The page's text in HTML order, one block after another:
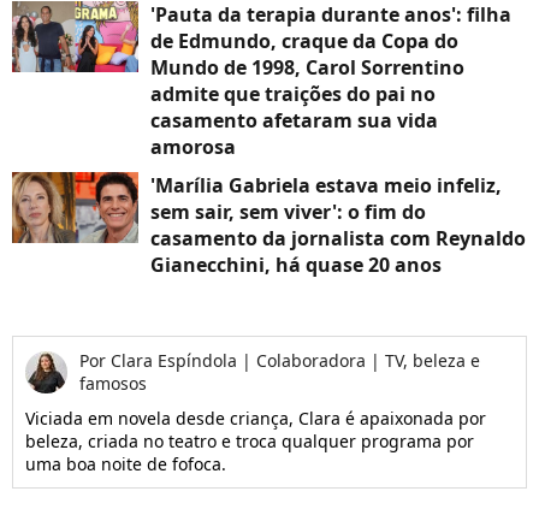
'Pauta da terapia durante anos': filha
de Edmundo, craque da Copa do
Mundo de 1998, Carol Sorrentino
admite que traições do pai no
casamento afetaram sua vida
amorosa
'Marília Gabriela estava meio infeliz,
sem sair, sem viver': o fim do
casamento da jornalista com Reynaldo
Gianecchini, há quase 20 anos
Por Clara Espíndola | Colaboradora | TV, beleza e
famosos
Viciada em novela desde criança, Clara é apaixonada por
beleza, criada no teatro e troca qualquer programa por
uma boa noite de fofoca.